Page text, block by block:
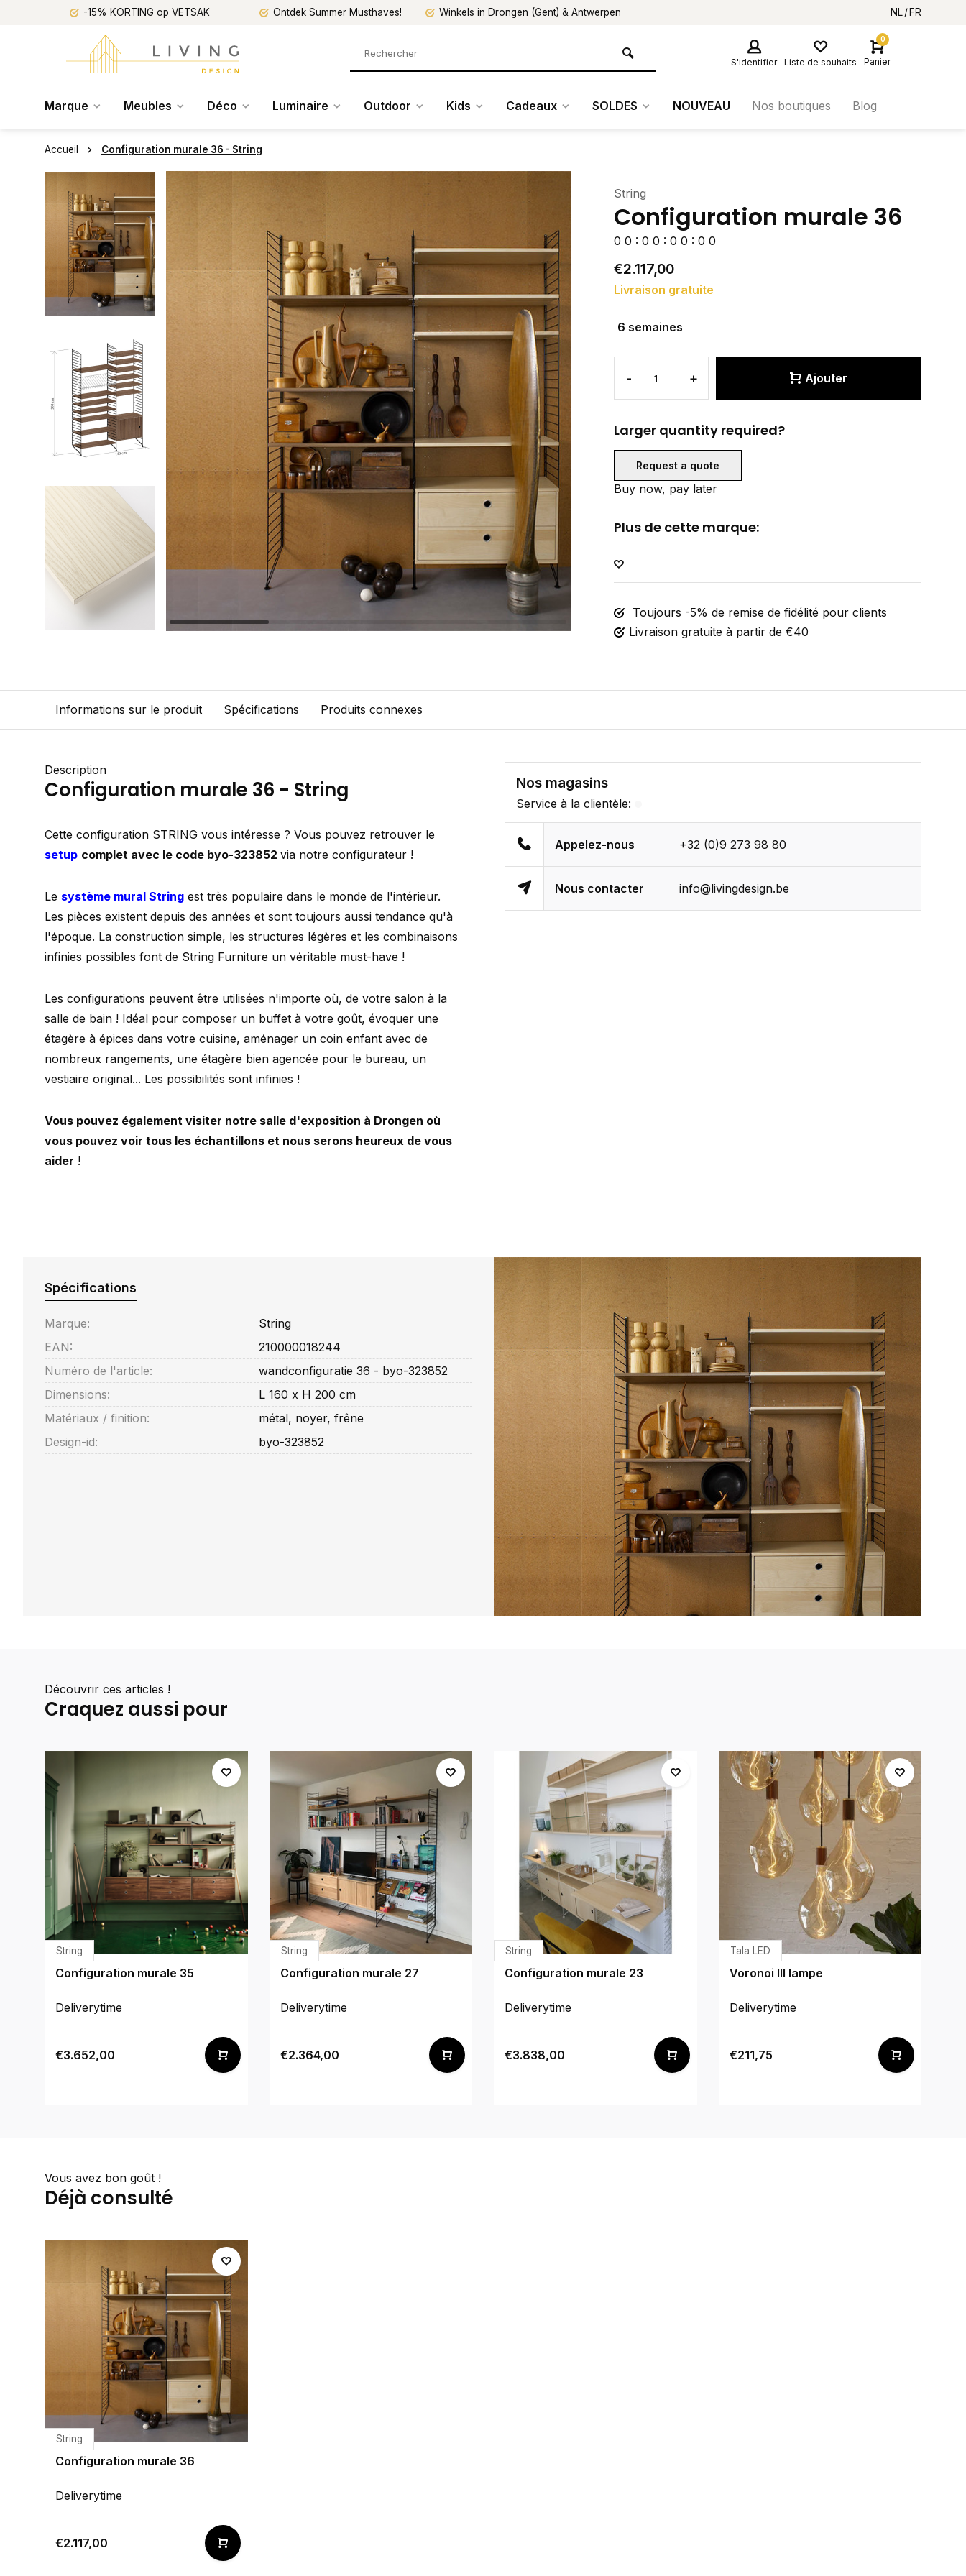
-15% KORTING op VETSAK Ontdek Summer Musthaves! Winkels in Drongen (Gent) & Antwerpen NL FR
S'identifier Liste de souhaits
0
Panier
Marque Meubles Déco Luminaire Outdoor Kids Cadeaux SOLDES NOUVEAU Nos boutiques Blog
Accueil Configuration murale 36 - String
String
Configuration murale 36
0 0 : 0 0 : 0 0 : 0 0
€2.117,00
Livraison gratuite
6 semaines
- + Ajouter
Larger quantity required?
Request a quote
Buy now, pay later
Plus de cette marque:
Toujours -5% de remise de fidélité pour clients
Livraison gratuite à partir de €40
Informations sur le produit Spécifications Produits connexes
Description
Configuration murale 36 - String
Cette configuration STRING vous intéresse ? Vous pouvez retrouver le
setup complet avec le code byo-323852 via notre configurateur !
Le système mural String est très populaire dans le monde de l'intérieur.
Les pièces existent depuis des années et sont toujours aussi tendance qu'à
l'époque. La construction simple, les structures légères et les combinaisons
infinies possibles font de String Furniture un véritable must-have !
Les configurations peuvent être utilisées n'importe où, de votre salon à la
salle de bain ! Idéal pour composer un buffet à votre goût, évoquer une
étagère à épices dans votre cuisine, aménager un coin enfant avec de
nombreux rangements, une étagère bien agencée pour le bureau, un
vestiaire original... Les possibilités sont infinies !
Vous pouvez également visiter notre salle d'exposition à Drongen où
vous pouvez voir tous les échantillons et nous serons heureux de vous
aider !
Nos magasins
Service à la clientèle:
Appelez-nous +32 (0)9 273 98 80
Nous contacter info@livingdesign.be
Spécifications
Marque:
String
EAN:
210000018244
Numéro de l'article:
wandconfiguratie 36 - byo-323852
Dimensions:
L 160 x H 200 cm
Matériaux / finition:
métal, noyer, frêne
Design-id:
byo-323852
Découvrir ces articles !
Craquez aussi pour
String
Configuration murale 35
Deliverytime
€3.652,00
String
Configuration murale 27
Deliverytime
€2.364,00
String
Configuration murale 23
Deliverytime
€3.838,00
Tala LED
Voronoi III lampe
Deliverytime
€211,75
Vous avez bon goût !
Déjà consulté
String
Configuration murale 36
Deliverytime
€2.117,00